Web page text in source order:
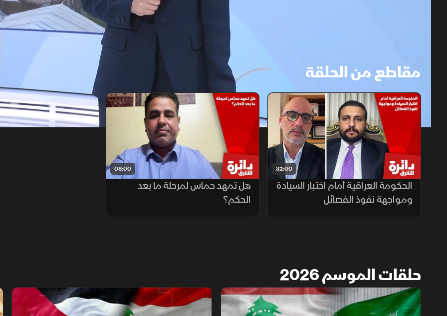
1x auto
مقاطع من الحلقة
32:00
الحكومة العراقية أمام اختبار السيادة
ومواجهة نفوذ الفصائل
08:00
هل تمهد حماس لمرحلة ما بعد
الحكم؟
حلقات الموسم 2026